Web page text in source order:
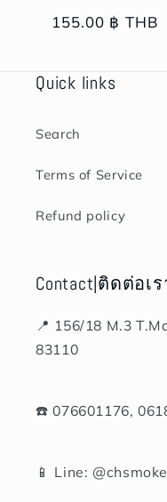
Regular
155.00 ฿ THB
Quick links
Search
Terms of Service
Refund policy
Contact|ติดต่อเร
📍 156/18 M.3
83110
☎️ 076601176,
📱 Line: